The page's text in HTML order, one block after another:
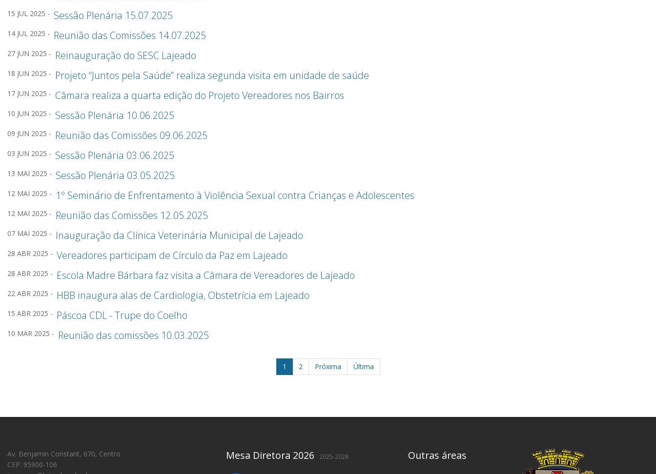
15 JUL 2025 - Sessão Plenária 15.07.2025
14 JUL 2025 - Reunião das Comissões 14.07.2025
27 JUN 2025 - Reinauguração do SESC Lajeado
18 JUN 2025 - Projeto “Juntos pela Saúde” realiza segunda visita em unidade de saúde
17 JUN 2025 - Câmara realiza a quarta edição do Projeto Vereadores nos Bairros
10 JUN 2025 - Sessão Plenária 10.06.2025
09 JUN 2025 - Reunião das Comissões 09.06.2025
03 JUN 2025 - Sessão Plenária 03.06.2025
13 MAI 2025 - Sessão Plenária 03.05.2025
12 MAI 2025 - 1º Seminário de Enfrentamento à Violência Sexual contra Crianças e Adolescentes
12 MAI 2025 - Reunião das Comissões 12.05.2025
07 MAI 2025 - Inauguração da Clínica Veterinária Municipal de Lajeado
28 ABR 2025 - Vereadores participam de Círculo da Paz em Lajeado
28 ABR 2025 - Escola Madre Bárbara faz visita a Câmara de Vereadores de Lajeado
22 ABR 2025 - HBB inaugura alas de Cardiologia, Obstetrícia em Lajeado
15 ABR 2025 - Páscoa CDL - Trupe do Coelho
10 MAR 2025 - Reunião das comissões 10.03.2025
1 2 Próxima Última
Av. Benjamin Constant, 670, Centro
CEP: 95900-106
Mesa Diretora 2026 2025-2028 Outras áreas